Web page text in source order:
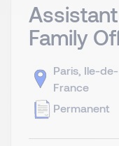
Family
Paris, Ile-de-
France
Permanent